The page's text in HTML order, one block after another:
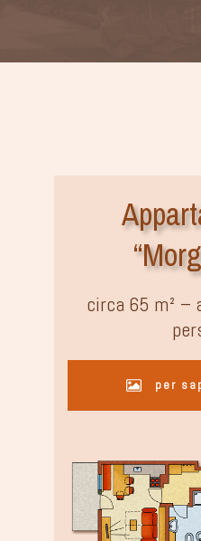
circa 65 m² –
per